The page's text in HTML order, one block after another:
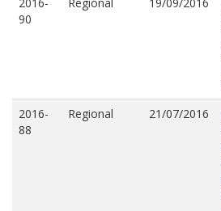
90
2016-
88
Regional 21/07/2016